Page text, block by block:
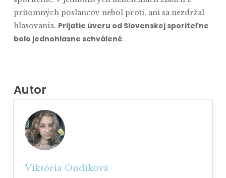
prítomných poslancov nebol proti, ani sa nezdržal
hlasovania. Prijatie úveru od Slovenskej sporiteľne
bolo jednohlasne schválené.
Autor
Viktória Ondiková